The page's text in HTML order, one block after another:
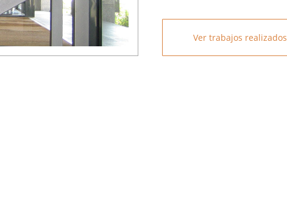
Ver trabajos realizados